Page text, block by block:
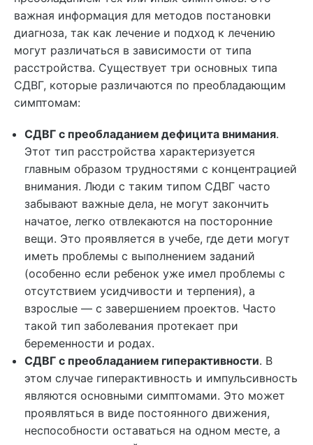
важная информация для методов постановки
диагноза, так как лечение и подход к лечению
могут различаться в зависимости от типа
расстройства. Существует три основных типа
СДВГ, которые различаются по преобладающим
симптомам:
СДВГ с преобладанием дефицита внимания.
Этот тип расстройства характеризуется
главным образом трудностями с концентрацией
внимания. Люди с таким типом СДВГ часто
забывают важные дела, не могут закончить
начатое, легко отвлекаются на посторонние
вещи. Это проявляется в учебе, где дети могут
иметь проблемы с выполнением заданий
(особенно если ребенок уже имел проблемы с
отсутствием усидчивости и терпения), а
взрослые — с завершением проектов. Часто
такой тип заболевания протекает при
беременности и родах.
СДВГ с преобладанием гиперактивности. В
этом случае гиперактивность и импульсивность
являются основными симптомами. Это может
проявляться в виде постоянного движения,
неспособности оставаться на одном месте, а